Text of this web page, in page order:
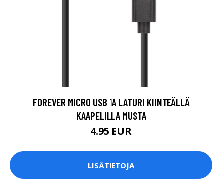
FOREVER MICRO USB 1A LATURI KIINTEÄLLÄ
KAAPELILLA MUSTA
4.95 EUR
LISÄTIETOJA